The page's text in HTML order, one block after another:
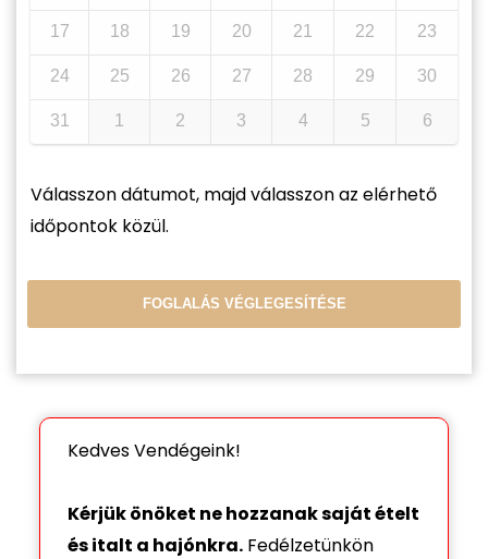
17 18 19 20 21 22 23
24 25 26 27 28 29 30
31 1 2 3 4 5 6
Válasszon dátumot, majd válasszon az elérhető
időpontok közül.
FOGLALÁS VÉGLEGESÍTÉSE
Kedves Vendégeink!
Kérjük önöket ne hozzanak saját ételt
és italt a hajónkra.Fedélzetünkön